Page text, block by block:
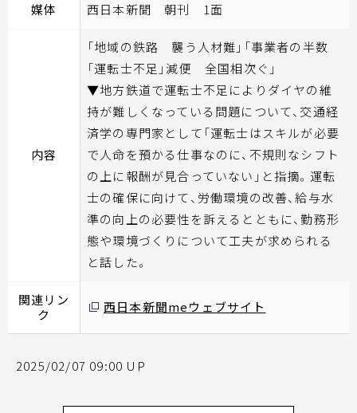
媒体 西日本新聞 朝刊 1面
内容
「地域の鉄路 襲う人材難」「事業者の半数
「運転士不足」減便 全国相次ぐ」
▼地方鉄道で運転士不足によりダイヤの維
持が難しくなっている問題について、交通経
済学の専門家として「運転士はスキルが必要
で人命を預かる仕事なのに、不規則なシフト
の上に報酬が見合っていない」と指摘。運転
士の確保に向けて、労働環境の改善、給与水
準の向上の必要性を訴えるとともに、勤務形
態や環境づくりについて工夫が求められる
と話した。
関連リン
ク
西日本新聞meウェブサイト
2025/02/07 09:00 UP